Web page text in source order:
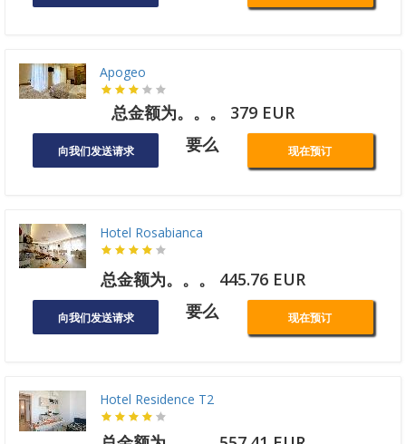
Apogeo
总金额为。。。 379 EUR
向我们发送请求 要么 现在预订
Hotel Rosabianca
总金额为。。。 445.76 EUR
向我们发送请求 要么 现在预订
Hotel Residence T2